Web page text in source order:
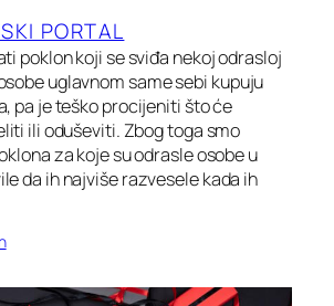
PORTAL
poklon koji se sviđa nekoj odrasloj
uglavnom same sebi kupuju
pa je teško procijeniti što će
ili oduševiti. Zbog toga smo
za koje su odrasle osobe u
da ih najviše razvesele kada ih